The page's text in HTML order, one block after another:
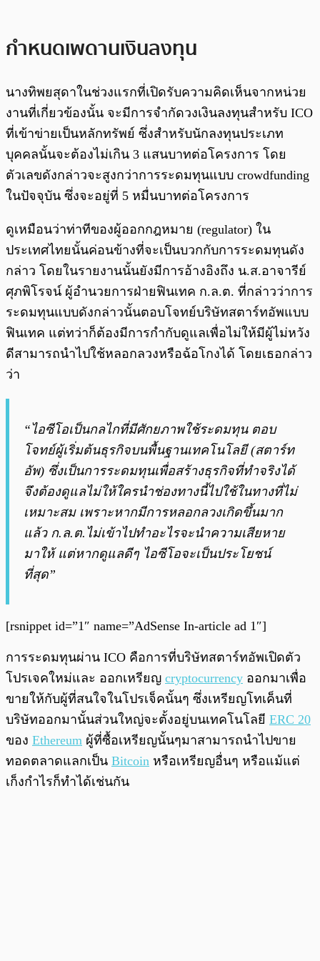
กำหนดเพดานเงินลงทุน
นางทิพยสุดาในช่วงแรกที่เปิดรับความคิดเห็นจากหน่วย
งานที่เกี่ยวข้องนั้น จะมีการจำกัดวงเงินลงทุนสำหรับ ICO
ที่เข้าข่ายเป็นหลักทรัพย์ ซึ่งสำหรับนักลงทุนประเภท
บุคคลนั้นจะต้องไม่เกิน 3 แสนบาทต่อโครงการ โดย
ตัวเลขดังกล่าวจะสูงกว่าการระดมทุนแบบ crowdfunding
ในปัจจุบัน ซึ่งจะอยู่ที่ 5 หมื่นบาทต่อโครงการ
ดูเหมือนว่าท่าทีของผู้ออกกฎหมาย (regulator) ใน
ประเทศไทยนั้นค่อนข้างที่จะเป็นบวกกับการระดมทุนดัง
กล่าว โดยในรายงานนั้นยังมีการอ้างอิงถึง น.ส.อาจารีย์
ศุภพิโรจน์ ผู้อำนวยการฝ่ายฟินเทค ก.ล.ต. ที่กล่าวว่าการ
ระดมทุนแบบดังกล่าวนั้นตอบโจทย์บริษัทสตาร์ทอัพแบบ
ฟินเทค แต่ทว่าก็ต้องมีการกำกับดูแลเพื่อไม่ให้มีผู้ไม่หวัง
ดีสามารถนำไปใช้หลอกลวงหรือฉ้อโกงได้ โดยเธอกล่าว
ว่า
“ไอซีโอเป็นกลไกที่มีศักยภาพใช้ระดมทุน ตอบ
โจทย์ผู้เริ่มต้นธุรกิจบนพื้นฐานเทคโนโลยี (สตาร์ท
อัพ) ซึ่งเป็นการระดมทุนเพื่อสร้างธุรกิจที่ทำจริงได้
จึงต้องดูแลไม่ให้ใครนำช่องทางนี้ไปใช้ในทางที่ไม่
เหมาะสม เพราะหากมีการหลอกลวงเกิดขึ้นมาก
แล้ว ก.ล.ต.ไม่เข้าไปทำอะไรจะนำความเสียหาย
มาให้ แต่หากดูแลดีๆ ไอซีโอจะเป็นประโยชน์
ที่สุด”
[rsnippet id=”1″ name=”AdSense In-article ad 1″]
การระดมทุนผ่าน ICO คือการที่บริษัทสตาร์ทอัพเปิดตัว
โปรเจคใหม่และ ออกเหรียญ cryptocurrency ออกมาเพื่อ
ขายให้กับผู้ที่สนใจในโปรเจ็คนั้นๆ ซึ่งเหรียญโทเค็นที่
บริษัทออกมานั้นส่วนใหญ่จะตั้งอยู่บนเทคโนโลยี ERC 20
ของ Ethereum ผู้ที่ซื้อเหรียญนั้นๆมาสามารถนำไปขาย
ทอดตลาดแลกเป็น Bitcoin หรือเหรียญอื่นๆ หรือแม้แต่
เก็งกำไรก็ทำได้เช่นกัน